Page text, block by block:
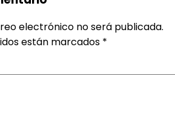
electrónico no será publicada.
están marcados *